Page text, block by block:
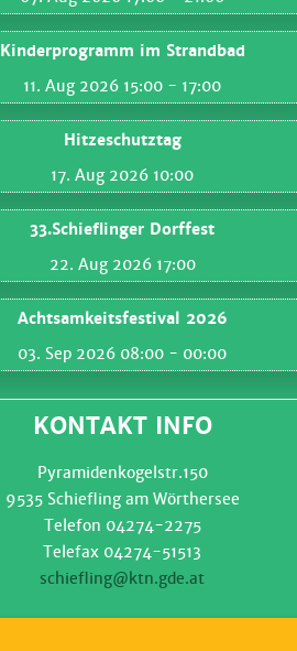
Kinderprogramm im Strandbad
11. Aug 2026 15:00 - 17:00
Hitzeschutztag
17. Aug 2026 10:00
33.Schieflinger Dorffest
22. Aug 2026 17:00
Achtsamkeitsfestival 2026
03. Sep 2026 08:00 - 00:00
KONTAKT INFO
Pyramidenkogelstr.150
9535 Schiefling am Wörthersee
Telefon 04274-2275
Telefax 04274-51513
schiefling@ktn.gde.at